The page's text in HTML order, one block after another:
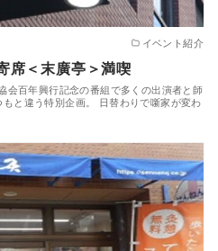
イベント紹介
席＜末廣亭＞満喫
会百年興行記念の番組で多くの出演者と師
と違う特別企画。 日替わりで噺家が変わ